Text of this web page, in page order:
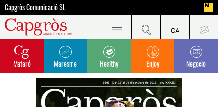
Capgròs Comunicació SL
Mataró Maresme Healthy Enjoy Negocio